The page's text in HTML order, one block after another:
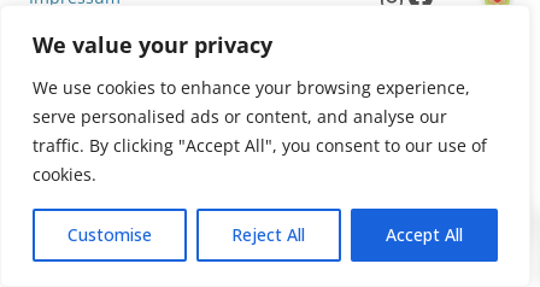
We value your privacy
We use cookies to enhance your browsing experience,
serve personalised ads or content, and analyse our
traffic. By clicking "Accept All", you consent to our use of
cookies.
Customise Reject All Accept All
Datenschutzerklärung
AGB